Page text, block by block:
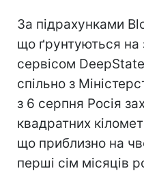
За підрахунками
що ґрунтуються на
сервісом
спільно з
з 6 серпня Росія
квадратних
що приблизно на
перші сім місяців